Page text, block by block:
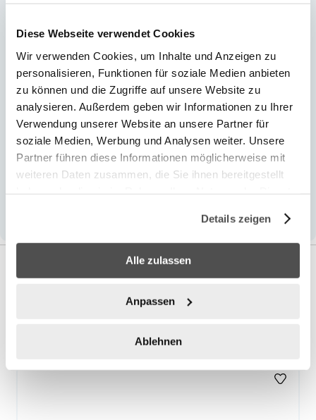
Diese Webseite verwendet Cookies
Wir verwenden Cookies, um Inhalte und Anzeigen zu
personalisieren, Funktionen für soziale Medien anbieten
zu können und die Zugriffe auf unsere Website zu
analysieren. Außerdem geben wir Informationen zu Ihrer
Verwendung unserer Website an unsere Partner für
soziale Medien, Werbung und Analysen weiter. Unsere
Partner führen diese Informationen möglicherweise mit
weiteren Daten zusammen, die Sie ihnen bereitgestellt
Details zeigen
Alle zulassen
Anpassen
Ablehnen
421
42.1
27.2
Livrable dans les 1-2 jours
2
24
5678 l